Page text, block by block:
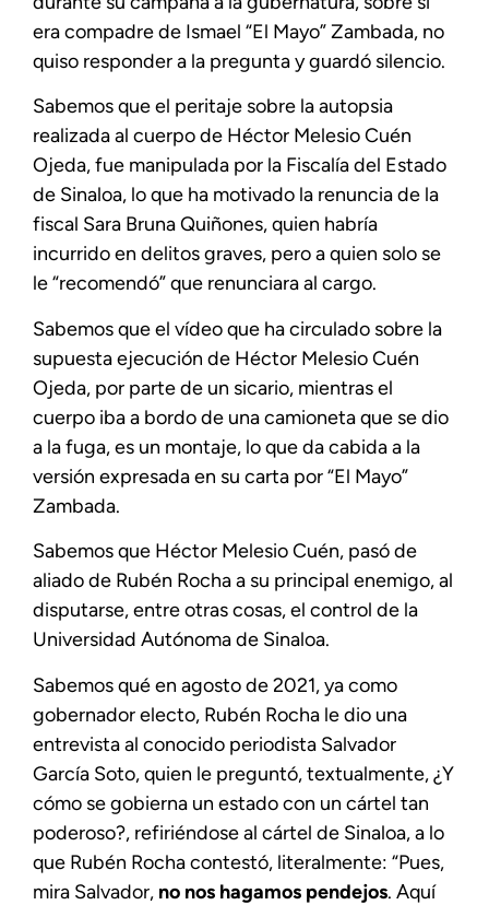
era compadre de Ismael “El Mayo” Zambada, no
quiso responder a la pregunta y guardó silencio.
Sabemos que el peritaje sobre la autopsia
realizada al cuerpo de Héctor Melesio Cuén
Ojeda, fue manipulada por la Fiscalía del Estado
de Sinaloa, lo que ha motivado la renuncia de la
fiscal Sara Bruna Quiñones, quien habría
incurrido en delitos graves, pero a quien solo se
le “recomendó” que renunciara al cargo.
Sabemos que el vídeo que ha circulado sobre la
supuesta ejecución de Héctor Melesio Cuén
Ojeda, por parte de un sicario, mientras el
cuerpo iba a bordo de una camioneta que se dio
a la fuga, es un montaje, lo que da cabida a la
versión expresada en su carta por “El Mayo”
Zambada.
Sabemos que Héctor Melesio Cuén, pasó de
aliado de Rubén Rocha a su principal enemigo, al
disputarse, entre otras cosas, el control de la
Universidad Autónoma de Sinaloa.
Sabemos qué en agosto de 2021, ya como
gobernador electo, Rubén Rocha le dio una
entrevista al conocido periodista Salvador
García Soto, quien le preguntó, textualmente, ¿Y
cómo se gobierna un estado con un cártel tan
poderoso?, refiriéndose al cártel de Sinaloa, a lo
que Rubén Rocha contestó, literalmente: “Pues,
mira Salvador, no nos hagamos pendejos. Aquí